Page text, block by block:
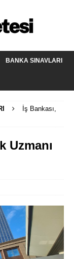
BANKA SINAVLARI
İş Bankası,
Uzmanı